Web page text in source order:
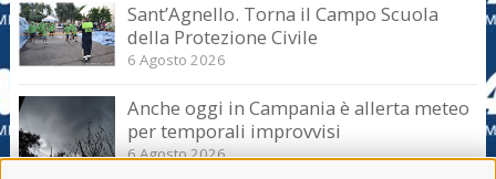
Sant’Agnello. Torna il Campo Scuola
della Protezione Civile
6 Agosto 2026
Anche oggi in Campania è allerta meteo
per temporali improvvisi
6 Agosto 2026